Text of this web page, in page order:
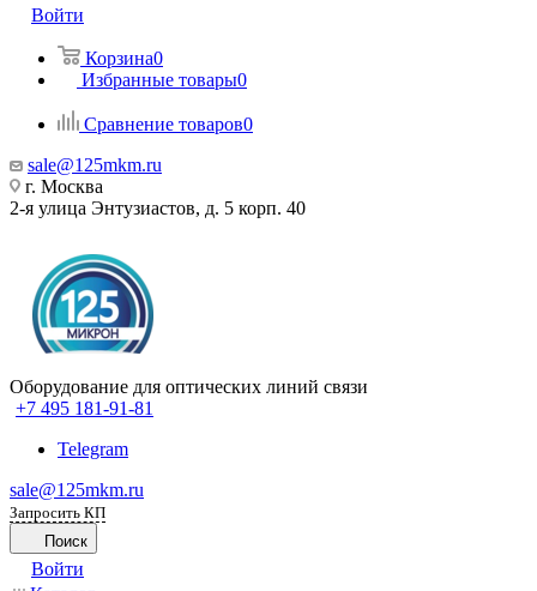
Войти
Корзина0
Избранные товары0
Сравнение товаров0
sale@125mkm.ru
г. Москва
2-я улица Энтузиастов, д. 5 корп. 40
Оборудование для оптических линий связи
+7 495 181-91-81
Telegram
sale@125mkm.ru
Запросить КП
Поиск
Войти